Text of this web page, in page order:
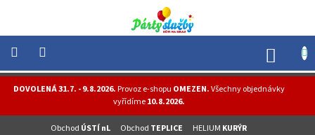
obsah
DOVOLENÁ 31.7. - 9.8.2026.Provoz e-shopu OMEZEN.Všechny objednávky
vyřídíme10.8.2026.
Obchod ÚSTÍ nL Obchod TEPLICE HELIUM KURÝR
NOVINKY